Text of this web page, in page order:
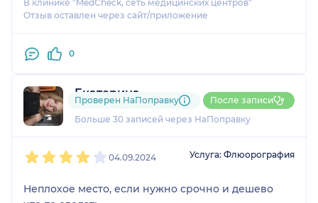
В клинике "MedCheck, сеть медицинских центров"
Отзыв оставлен через сайт/приложение
0
Екатерина
11 отзывов
Больше 30 записей через НаПоправку
Проверен НаПоправку После записи
04.09.2024 Услуга: Флюорография
Неплохое место, если нужно срочно и дешево